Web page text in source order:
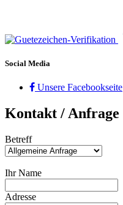
Social Media
Unsere Facebookseite
Kontakt / Anfrage
Betreff
Ihr Name
Adresse